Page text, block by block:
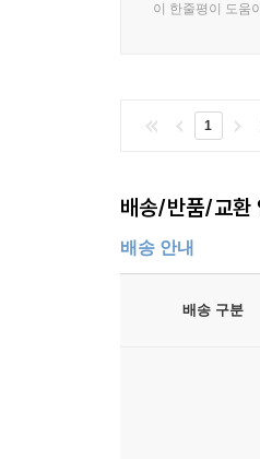
이 한줄평이 도움
1
배송/반품/교환
배송 안내
배송 구분